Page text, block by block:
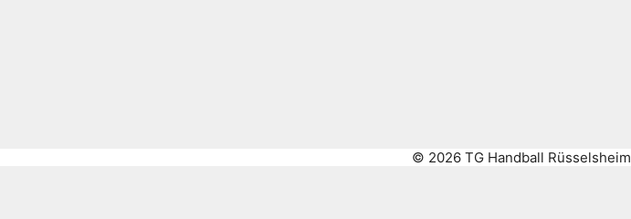
© 2026 TG Handball Rüsselsheim